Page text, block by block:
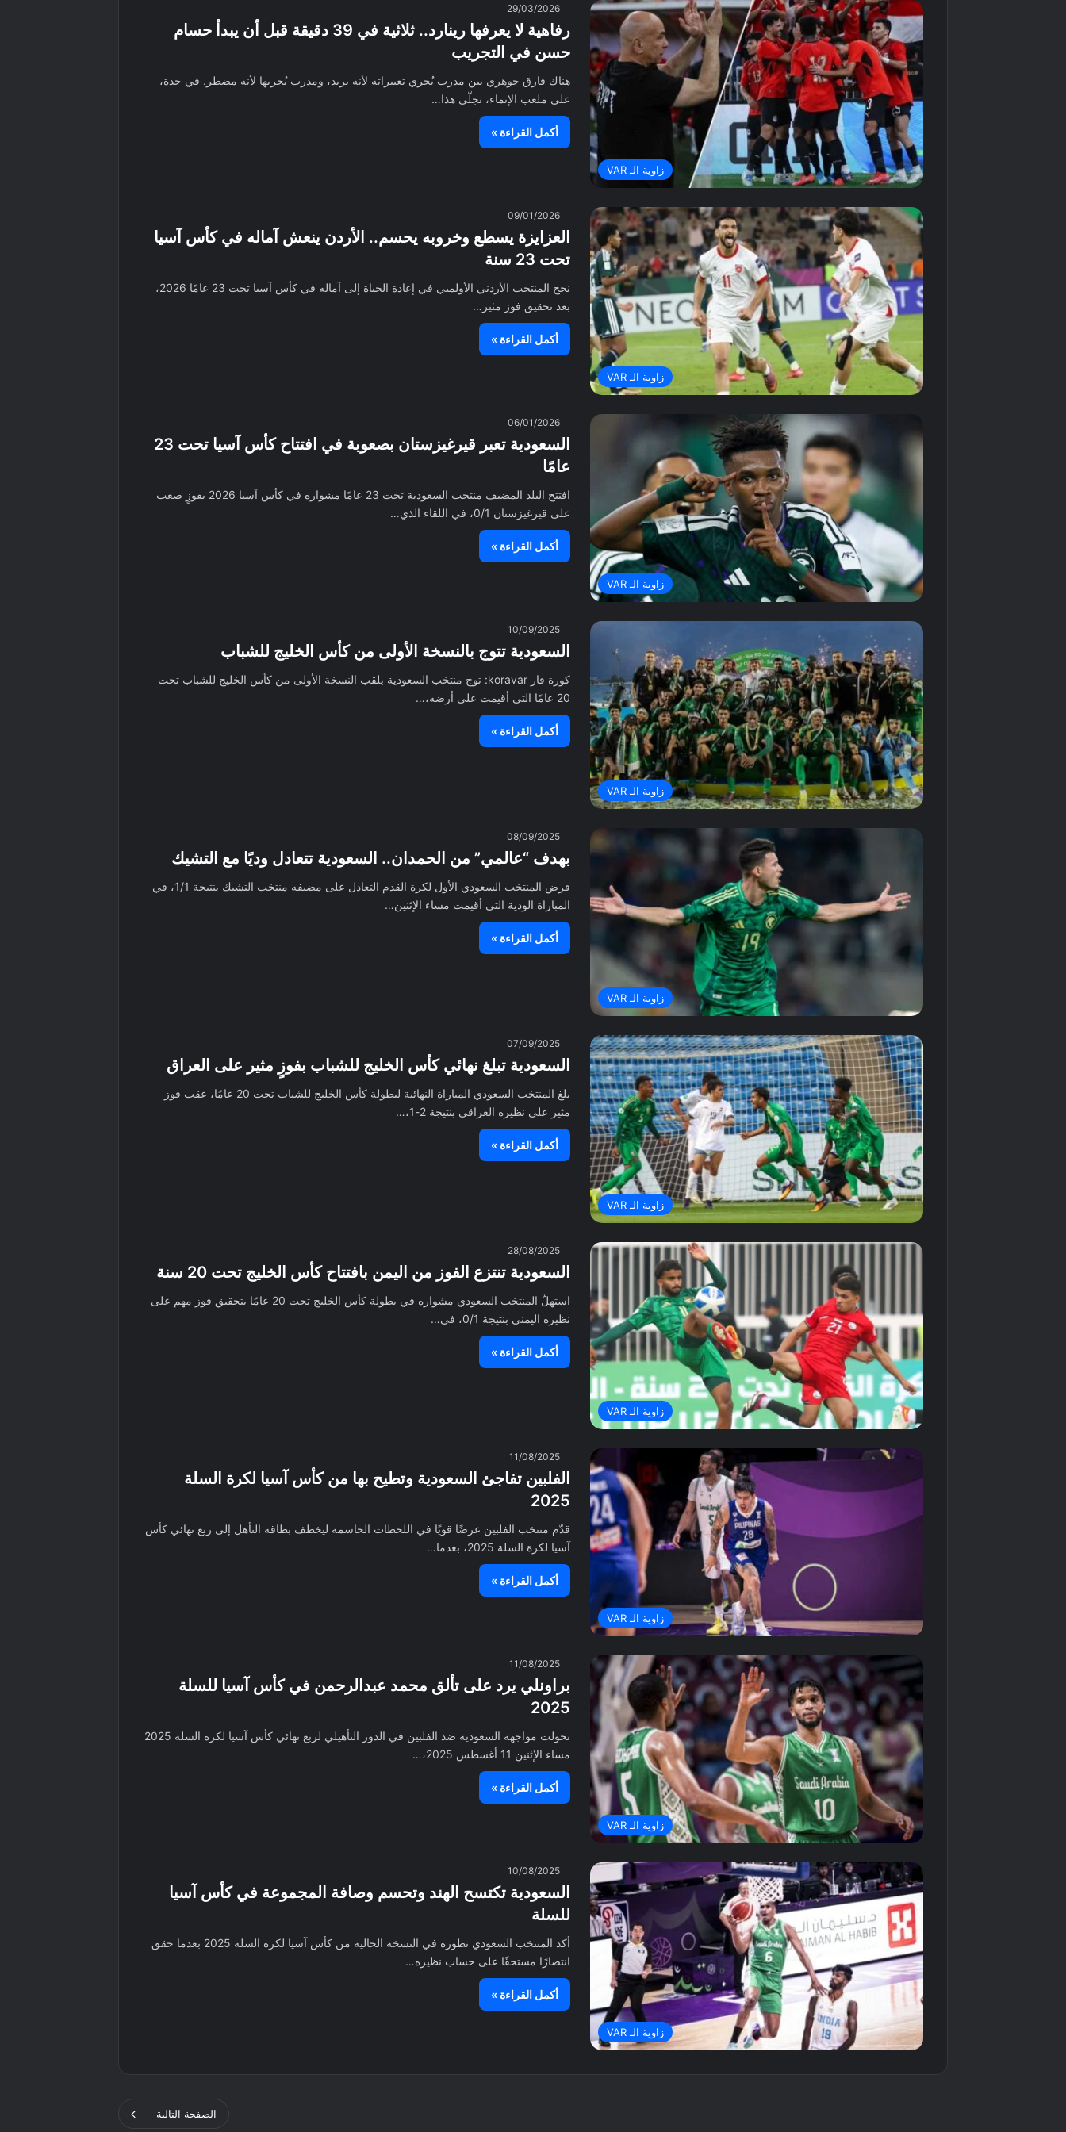
زاوية الـ VAR
29/03/2026
رفاهية لا يعرفها رينارد.. ثلاثية في 39 دقيقة قبل أن يبدأ حسام
حسن في التجريب
هناك فارق جوهري بين مدرب يُجري تغييراته لأنه يريد، ومدرب يُجريها لأنه مضطر. في جدة،
على ملعب الإنماء، تجلّى هذا…
أكمل القراءة »
زاوية الـ VAR
09/01/2026
العزايزة يسطع وخروبه يحسم.. الأردن ينعش آماله في كأس آسيا
تحت 23 سنة
نجح المنتخب الأردني الأولمبي في إعادة الحياة إلى آماله في كأس آسيا تحت 23 عامًا 2026،
بعد تحقيق فوز مثير…
أكمل القراءة »
زاوية الـ VAR
06/01/2026
السعودية تعبر قيرغيزستان بصعوبة في افتتاح كأس آسيا تحت 23
عامًا
افتتح البلد المضيف منتخب السعودية تحت 23 عامًا مشواره في كأس آسيا 2026 بفوزٍ صعب
على قيرغيزستان 0/1، في اللقاء الذي…
أكمل القراءة »
زاوية الـ VAR
10/09/2025
السعودية تتوج بالنسخة الأولى من كأس الخليج للشباب
كورة فار koravar: توج منتخب السعودية بلقب النسخة الأولى من كأس الخليج للشباب تحت
20 عامًا التي أقيمت على أرضه،…
أكمل القراءة »
زاوية الـ VAR
08/09/2025
بهدف “عالمي” من الحمدان.. السعودية تتعادل وديًا مع التشيك
فرض المنتخب السعودي الأول لكرة القدم التعادل على مضيفه منتخب التشيك بنتيجة 1/1، في
المباراة الودية التي أقيمت مساء الإثنين…
أكمل القراءة »
زاوية الـ VAR
07/09/2025
السعودية تبلغ نهائي كأس الخليج للشباب بفوزٍ مثير على العراق
بلغ المنتخب السعودي المباراة النهائية لبطولة كأس الخليج للشباب تحت 20 عامًا، عقب فوز
مثير على نظيره العراقي بنتيجة 2-1،…
أكمل القراءة »
زاوية الـ VAR
28/08/2025
السعودية تنتزع الفوز من اليمن بافتتاح كأس الخليج تحت 20 سنة
استهلّ المنتخب السعودي مشواره في بطولة كأس الخليج تحت 20 عامًا بتحقيق فوز مهم على
نظيره اليمني بنتيجة 0/1، في…
أكمل القراءة »
زاوية الـ VAR
11/08/2025
الفلبين تفاجئ السعودية وتطيح بها من كأس آسيا لكرة السلة
2025
قدّم منتخب الفلبين عرضًا قويًا في اللحظات الحاسمة ليخطف بطاقة التأهل إلى ربع نهائي كأس
آسيا لكرة السلة 2025، بعدما…
أكمل القراءة »
زاوية الـ VAR
11/08/2025
براونلي يرد على تألق محمد عبدالرحمن في كأس آسيا للسلة
2025
تحولت مواجهة السعودية ضد الفلبين في الدور التأهيلي لربع نهائي كأس آسيا لكرة السلة 2025
مساء الإثنين 11 أغسطس 2025،…
أكمل القراءة »
زاوية الـ VAR
10/08/2025
السعودية تكتسح الهند وتحسم وصافة المجموعة في كأس آسيا
للسلة
أكد المنتخب السعودي تطوره في النسخة الحالية من كأس آسيا لكرة السلة 2025 بعدما حقق
انتصارًا مستحقًا على حساب نظيره…
أكمل القراءة »
الصفحة التالية